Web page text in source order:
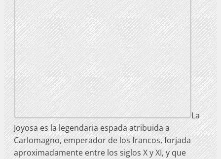
La
Joyosa es la legendaria espada atribuida a
Carlomagno, emperador de los francos, forjada
aproximadamente entre los siglos X y XI, y que